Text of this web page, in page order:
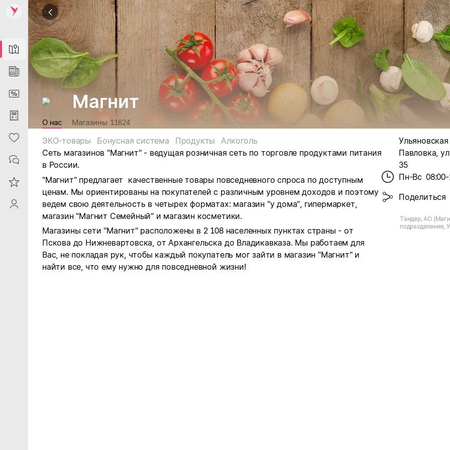
Map
News
DiscountCard
Purchases
Heart
Contacts
Reviews
ProfileSaby
Магнит
О нас Магазины 11624
ЭКО-товары Бонусная система Продукты
Алкоголь
Сеть магазинов "Магнит" - ведущая розничная сеть по торговле продуктами питания
в России.
"Магнит" предлагает качественные товары повседневного спроса по доступным
ценам. Мы ориентированы на покупателей с различным уровнем доходов и поэтому
ведем свою деятельность в четырех форматах: магазин "у дома", гипермаркет,
магазин "Магнит Семейный" и магазин косметики.
Магазины сети "Магнит" расположены в 2 108 населенных пунктах страны - от
Пскова до Нижневартовска, от Архангельска до Владикавказа. Мы работаем для
Вас, не покладая рук, чтобы каждый покупатель мог зайти в магазин "Магнит" и
найти все, что ему нужно для повседневной жизни!
Павловка,
35
Пн-Вс
Поделиться
Тандер, АО
подразделение,